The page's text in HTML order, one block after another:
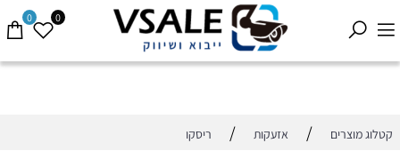
0 0
קטלוג מוצרים / אזעקות / ריסקו